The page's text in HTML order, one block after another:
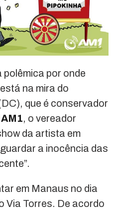
polêmica por onde
na mira do
que é conservador
, o vereador
da artista em
a inocência das
em Manaus no dia
Via Torres. De acordo